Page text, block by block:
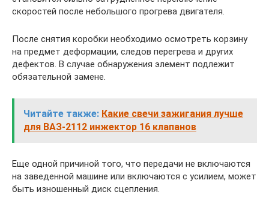
скоростей после небольшого прогрева двигателя.
После снятия коробки необходимо осмотреть корзину
на предмет деформации, следов перегрева и других
дефектов. В случае обнаружения элемент подлежит
обязательной замене.
Читайте также: Какие свечи зажигания лучше
для ВАЗ-2112 инжектор 16 клапанов
Еще одной причиной того, что передачи не включаются
на заведенной машине или включаются с усилием, может
быть изношенный диск сцепления.